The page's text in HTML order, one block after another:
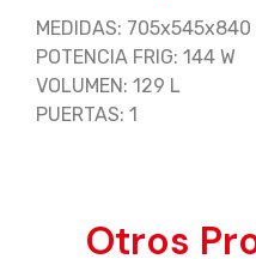
MEDIDAS: 705x545x840
POTENCIA FRIG: 144 W
VOLUMEN: 129 L
PUERTAS: 1
Otros